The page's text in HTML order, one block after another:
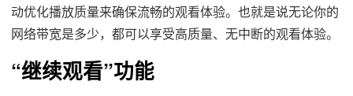
动优化播放质量来确保流畅的观看体验。也就是说无论你的
网络带宽是多少，都可以享受高质量、无中断的观看体验。
“继续观看”功能